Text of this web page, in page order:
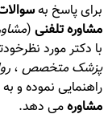
برای پاسخ به
مشاوره تلفنی (
با دکتر مورد
پزشک متخصص ،
راهنمایی نموده و
مشاورهمی دهد.